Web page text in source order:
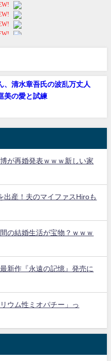
、清水章吾氏の波乱万丈人
美の愛と試練
が再婚発表ｗｗｗ新しい家
出産！夫のマイファスHiroも
の結婚生活が宝物？ｗｗｗ
新作『永遠の記憶』発売に
ウム性ミオパチー」っ